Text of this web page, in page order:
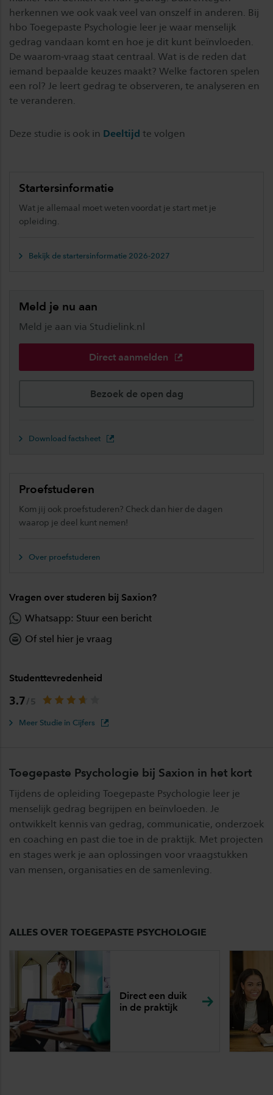
herkennen we ook vaak veel van onszelf in anderen. Bij
hbo Toegepaste Psychologie leer je waar menselijk
gedrag vandaan komt en hoe je dit kunt beïnvloeden.
De waarom-vraag staat centraal. Wat is de reden dat
iemand bepaalde keuzes maakt? Welke factoren spelen
een rol? Je leert gedrag te observeren, te analyseren en
te veranderen.
Deze studie is ook in Deeltijd te volgen
Startersinformatie
Wat je allemaal moet weten voordat je start met je
opleiding.
Bekijk de startersinformatie 2026-2027
Meld je nu aan
Meld je aan via Studielink.nl
Direct aanmelden
Bezoek de open dag
Download factsheet
Proefstuderen
Kom jij ook proefstuderen? Check dan hier de dagen
waarop je deel kunt nemen!
Over proefstuderen
Vragen over studeren bij Saxion?
Whatsapp: Stuur een bericht
Of stel hier je vraag
Studenttevredenheid
3.7
Meer Studie in Cijfers
Toegepaste Psychologie bij Saxion in het kort
Tijdens de opleiding Toegepaste Psychologie leer je
menselijk gedrag begrijpen en beïnvloeden. Je
ontwikkelt kennis van gedrag, communicatie, onderzoek
en coaching en past die toe in de praktijk. Met projecten
en stages werk je aan oplossingen voor vraagstukken
van mensen, organisaties en de samenleving.
ALLES OVER TOEGEPASTE PSYCHOLOGIE
Direct een duik
in de praktijk